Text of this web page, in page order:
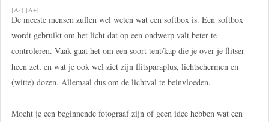
[A-] [A+]
De meeste mensen zullen wel weten wat een softbox is. Een softbox
wordt gebruikt om het licht dat op een ondwerp valt beter te
controleren. Vaak gaat het om een soort tent/kap die je over je flitser
heen zet, en wat je ook wel ziet zijn flitsparaplus, lichtschermen en
(witte) dozen. Allemaal dus om de lichtval te beinvloeden.
Mocht je een beginnende fotograaf zijn of geen idee hebben wat een